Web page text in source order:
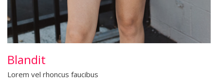
Blandit
Lorem vel rhoncus faucibus